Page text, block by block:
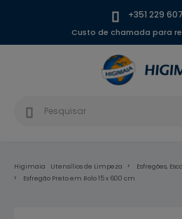
+351 229
Custo de chamada para
Higimaia Utensílios de Limpeza
Esfregões,
Esfregão Preto em Rolo 15 x 600 cm